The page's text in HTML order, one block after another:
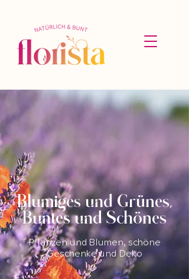
Blumiges und Grünes,
Buntes und Schönes
Pflanzen und Blumen, schöne
Geschenke und Deko